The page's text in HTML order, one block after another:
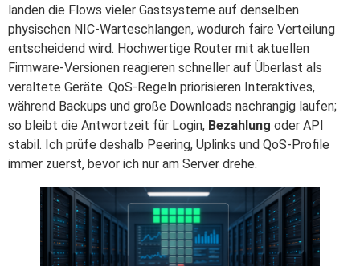
landen die Flows vieler Gastsysteme auf denselben
physischen NIC-Warteschlangen, wodurch faire Verteilung
entscheidend wird. Hochwertige Router mit aktuellen
Firmware-Versionen reagieren schneller auf Überlast als
veraltete Geräte. QoS-Regeln priorisieren Interaktives,
während Backups und große Downloads nachrangig laufen;
so bleibt die Antwortzeit für Login, Bezahlung oder API
stabil. Ich prüfe deshalb Peering, Uplinks und QoS-Profile
immer zuerst, bevor ich nur am Server drehe.